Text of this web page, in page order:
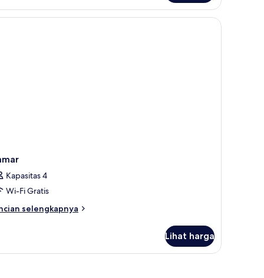
Kapasitas 4
Wi-Fi Gratis
selengkapnya
Lihat harga